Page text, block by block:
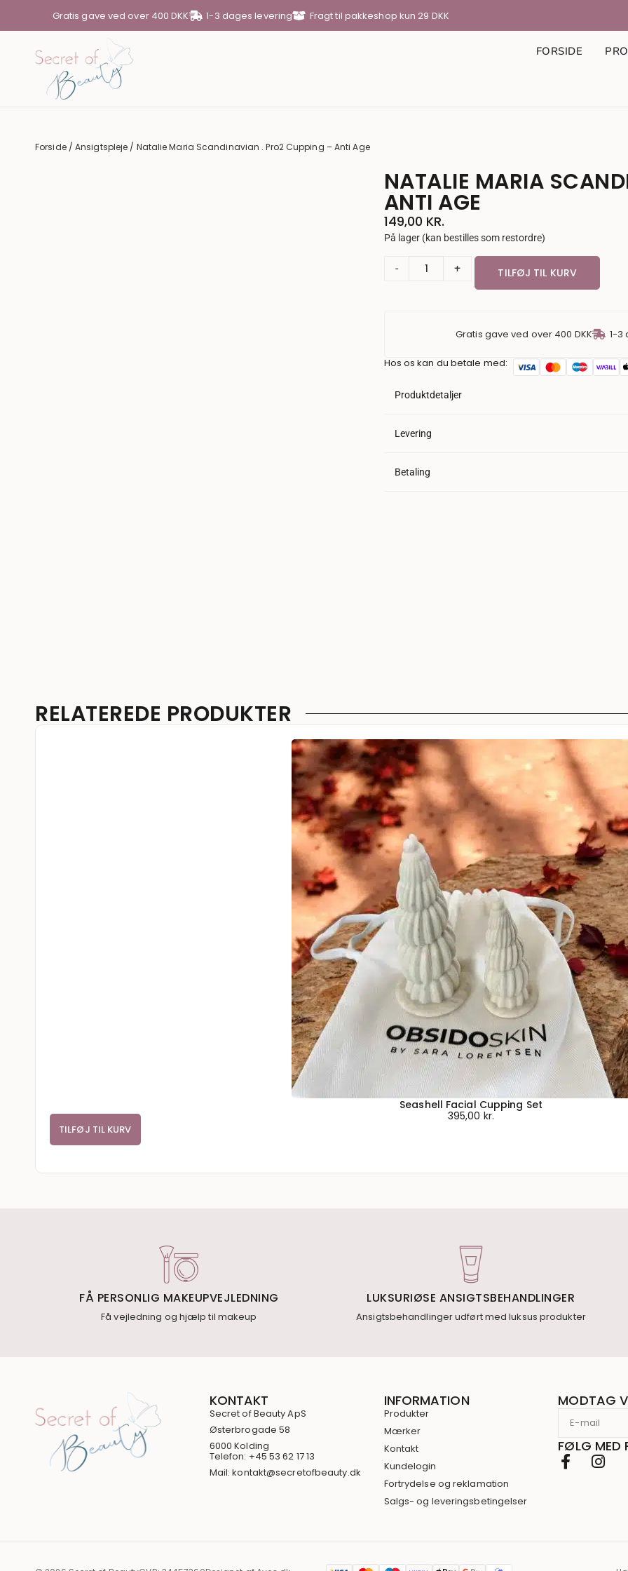
Gratis gave ved over 400 DKK 1-3 dages levering Fragt til pakkeshop kun 29 DKK
FORSIDE
DIN KURV
Din kurv er tom
Forside/Ansigtspleje / Natalie Maria Scandinavian . Pro2 Cupping – Anti Age
NATALIE MARIA
ANTI AGE
149,00 KR.
På lager (kan bestilles som restordre)
- + TILFØJ TIL KURV
Gratis gave ved over 400 DKK 1-3
Hos os kan du betale med:
Produktdetaljer
Levering
Betaling
RELATEREDE PRODUKTER
Seashell Facial Cupping Set
395,00 kr.
TILFØJ TIL KURV
FÅ PERSONLIG MAKEUPVEJLEDNING
Få vejledning og hjælp til makeup
LUKSURIØSE ANSIGTSBEHANDLINGER
Ansigtsbehandlinger udført med luksus produkter
KONTAKT
Secret of Beauty ApS
Østerbrogade 58
6000 Kolding
Telefon: +45 53 62 17 13
Mail: kontakt@secretofbeauty.dk
INFORMATION
Produkter
Mærker
Kontakt
Kundelogin
Fortrydelse og reklamation
Salgs- og leveringsbetingelser
MODTAG
FØLG MED